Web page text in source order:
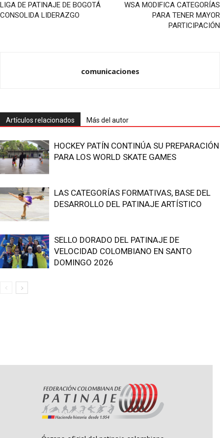
LIGA DE PATINAJE DE BOGOTÁ
CONSOLIDA LIDERAZGO
WSA MODIFICA CATEGORÍAS
PARA TENER MAYOR
PARTICIPACIÓN
comunicaciones
Artículos relacionados Más del autor
HOCKEY PATÍN CONTINÚA SU PREPARACIÓN
PARA LOS WORLD SKATE GAMES
LAS CATEGORÍAS FORMATIVAS, BASE DEL
DESARROLLO DEL PATINAJE ARTÍSTICO
SELLO DORADO DEL PATINAJE DE
VELOCIDAD COLOMBIANO EN SANTO
DOMINGO 2026